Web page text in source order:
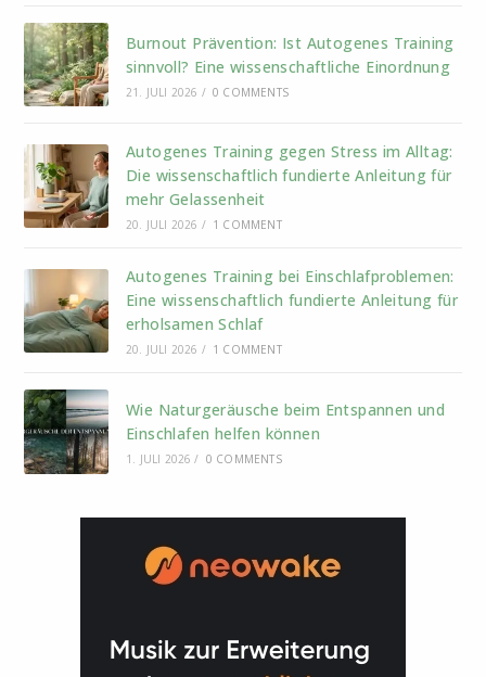
Burnout Prävention: Ist Autogenes Training
sinnvoll? Eine wissenschaftliche Einordnung
21. JULI 2026 / 0 COMMENTS
Autogenes Training gegen Stress im Alltag:
Die wissenschaftlich fundierte Anleitung für
mehr Gelassenheit
20. JULI 2026 / 1 COMMENT
Autogenes Training bei Einschlafproblemen:
Eine wissenschaftlich fundierte Anleitung für
erholsamen Schlaf
20. JULI 2026 / 1 COMMENT
Wie Naturgeräusche beim Entspannen und
Einschlafen helfen können
1. JULI 2026 / 0 COMMENTS